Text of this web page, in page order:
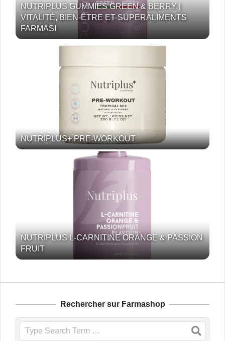
NUTRIPLUS GUMMIES GREEN & BERRY |
VITALITÉ, BIEN-ÊTRE ET SUPERALIMENTS
FARMASI
NUTRIPLUS+ PRE-WORKOUT
NUTRIPLUS L-CARNITINE ORANGE & PASSION
FRUIT
Rechercher sur Farmashop
Search